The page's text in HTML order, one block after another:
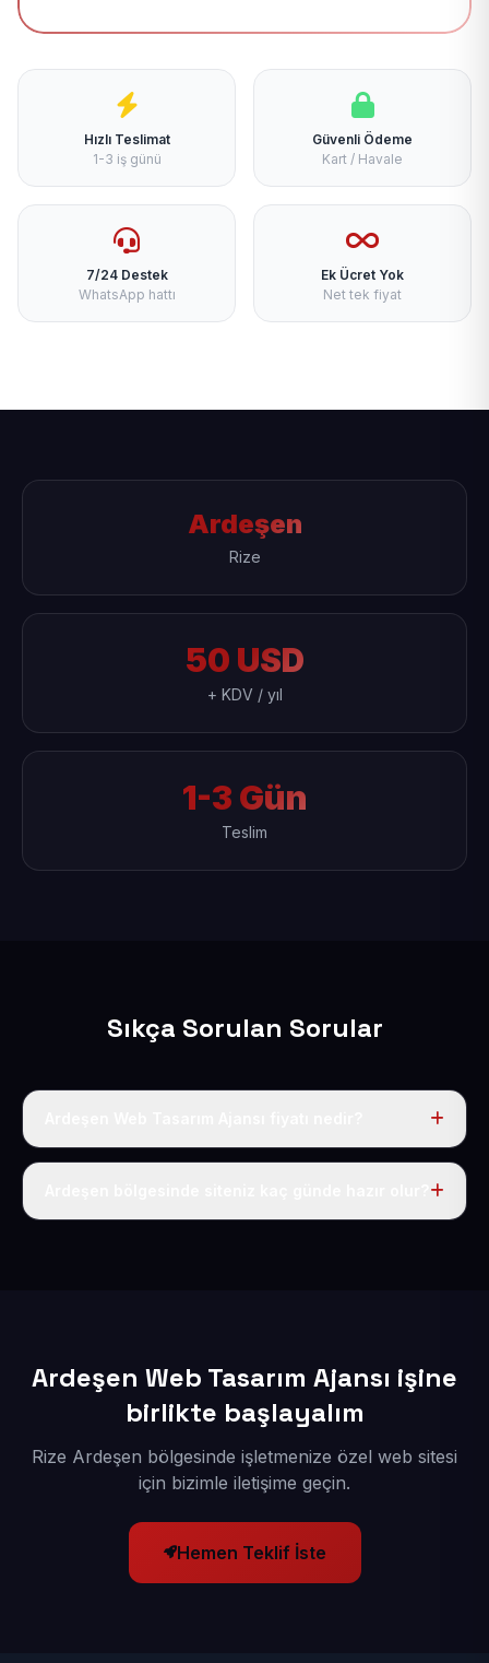
Hızlı Teslimat
1-3 iş günü
Güvenli Ödeme
Kart / Havale
7/24 Destek
WhatsApp hattı
Ek Ücret Yok
Net tek fiyat
Ardeşen
Rize
50 USD
+ KDV / yıl
1-3 Gün
Teslim
Sıkça Sorulan Sorular
Tek fiyat uygulanır: yıllık 50 USD + KDV. Bu bedele alan
Ardeşen Web Tasarım Ajansı işine
birlikte başlayalım
Rize Ardeşen bölgesinde işletmenize özel web sitesi
için bizimle iletişime geçin.
Hemen Teklif İste